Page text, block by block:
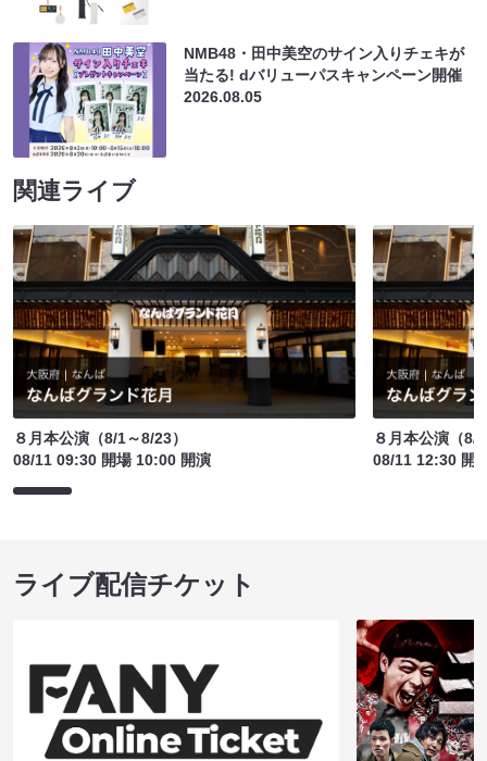
NMB48・田中美空のサイン入りチェキが
当たる! dバリューパスキャンペーン開催
2026.08.05
関連ライブ
８月本公演（8/1～8/23）
08/11 09:30 開場 10:00 開演
８月本公演（8/
08/11 12:30 開
ライブ配信チケット